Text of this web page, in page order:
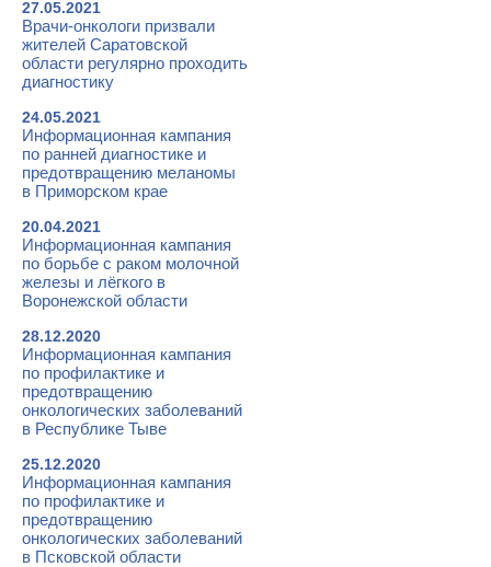
27.05.2021
Врачи-онкологи призвали
жителей Саратовской
области регулярно проходить
диагностику
24.05.2021
Информационная кампания
по ранней диагностике и
предотвращению меланомы
в Приморском крае
20.04.2021
Информационная кампания
по борьбе с раком молочной
железы и лёгкого в
Воронежской области
28.12.2020
Информационная кампания
по профилактике и
предотвращению
онкологических заболеваний
в Республике Тыве
25.12.2020
Информационная кампания
по профилактике и
предотвращению
онкологических заболеваний
в Псковской области